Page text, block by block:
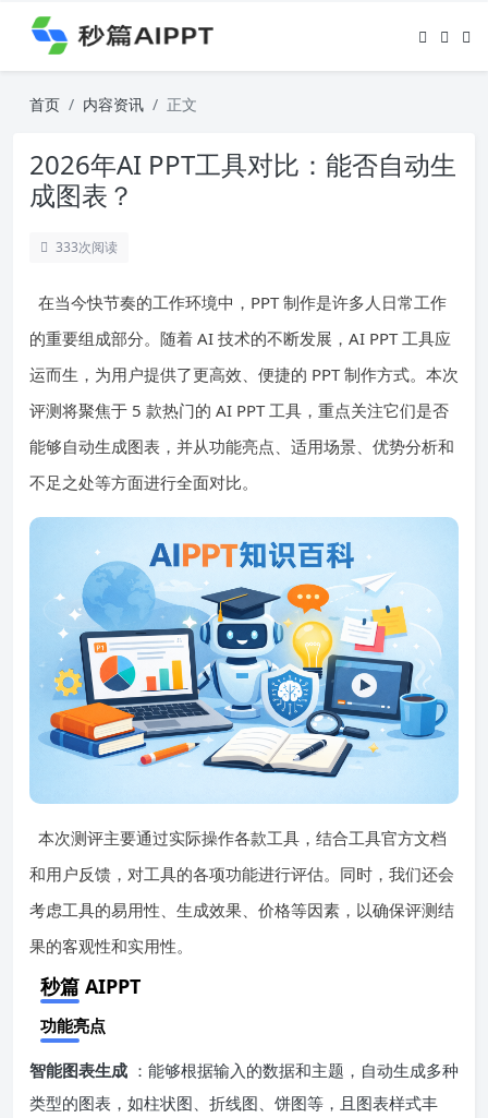
首页 内容资讯 正文
2026年AI PPT工具对比：能否自动生
成图表？
333次阅读
在当今快节奏的工作环境中，PPT 制作是许多人日常工作
的重要组成部分。随着 AI 技术的不断发展，AI PPT 工具应
运而生，为用户提供了更高效、便捷的 PPT 制作方式。本次
评测将聚焦于 5 款热门的 AI PPT 工具，重点关注它们是否
能够自动生成图表，并从功能亮点、适用场景、优势分析和
不足之处等方面进行全面对比。
本次测评主要通过实际操作各款工具，结合工具官方文档
和用户反馈，对工具的各项功能进行评估。同时，我们还会
考虑工具的易用性、生成效果、价格等因素，以确保评测结
果的客观性和实用性。
秒篇 AIPPT
功能亮点
智能图表生成 ：能够根据输入的数据和主题，自动生成多种
类型的图表，如柱状图、折线图、饼图等，且图表样式丰